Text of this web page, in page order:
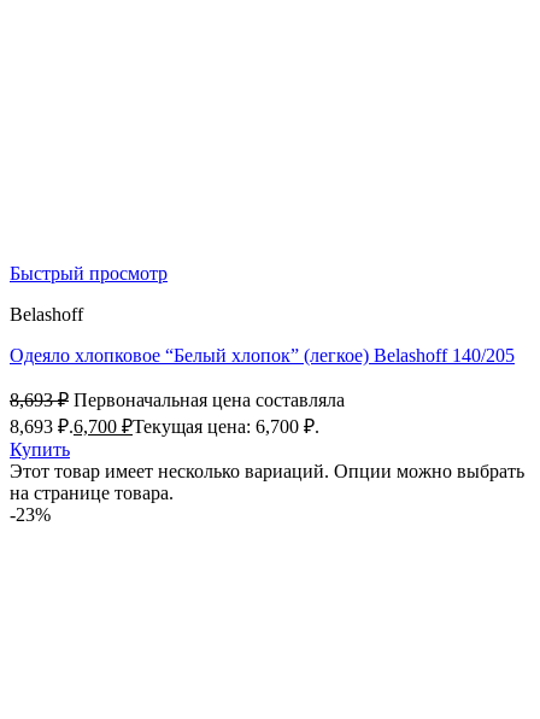
Быстрый просмотр
Belashoff
Одеяло хлопковое “Белый хлопок” (легкое) Belashoff 140/205
8,693₽ Первоначальная цена составляла
8,693 ₽.6,700 ₽Текущая цена: 6,700 ₽.
Купить
Этот товар имеет несколько вариаций. Опции можно выбрать
на странице товара.
-23%